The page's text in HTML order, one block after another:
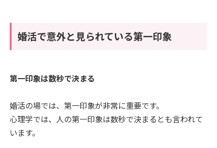
婚活で意外と見られている第一印象
第一印象は数秒で決まる
婚活の場では、第一印象が非常に重要です。
心理学では、人の第一印象は数秒で決まるとも言われて
います。